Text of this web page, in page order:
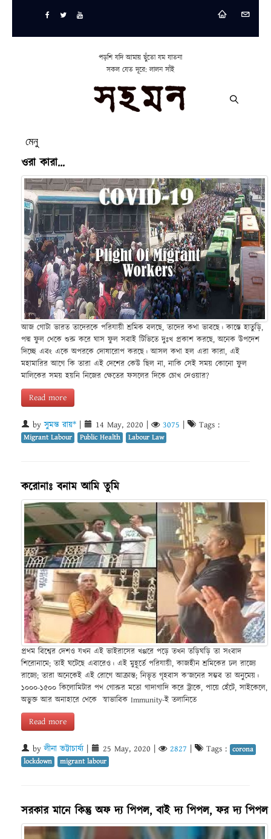
পড়শি যদি আমায় ছুঁতো যম যাতনা
সকল যেত দূরে: লালন সাঁই
মেনু
ওরা কারা…
আজ গোটা ভারত তাদেরকে পরিযায়ী শ্রমিক বলছে, তাদের কথা ভাবছে। কাস্তে হাতুড়ি,
পদ্ম ফুল থেকে শুরু করে ঘাস ফুল সবাই টিভিতে দুঃখ প্রকাশ করছে, অনেক উপদেশ
দিচ্ছে এবং একে অপরকে দোষারোপ করছে। আসল কথা হল এরা কারা, এই
মহামারির আগে কি তারা এই দেশের কেউ ছিল না, নাকি সেই সময় কোনো ফুল
মালিকের সময় হয়নি নিজের ক্ষেতের ফসলের দিকে চোখ দেওয়ার?
Read more
byসুমন্ত রায়* 14 May, 2020 3075 Tags :
Migrant Labour Public Health Labour Law
করোনাঃ বনাম আমি তুমি
প্রথম বিশ্বের দেশও যখন এই ভাইরাসের খপ্পরে পড়ে তখন তড়িঘড়ি তা সংবাদ
শিরোনামে; তাই ঘটেছে এবারেও। এই মুহূর্তে পরিযায়ী, কাজহীন শ্রমিকের ঢল রাজ্যে
রাজ্যে; তারা অনেকেই এই রোগে আক্রান্ত; নিভৃত গৃহবাস ক’জনের সম্ভব তা অনুমেয়।
১০০০-১৫০০ কিলোমিটার পথ গোরুর মতো গাদাগাদি করে ট্রাকে, পায়ে হেঁটে, সাইকেলে,
অভুক্ত আর অনাহারে থেকে স্বাভাবিক Immunity-ই তলানিতে
Read more
byলীনা ভট্টাচার্য্য| 25 May, 2020 2827 Tags : corona
lockdown
migrant labour
সরকার মানে কিন্তু অফ দ্য পিপল, বাই দ্য পিপল, ফর দ্য পিপল